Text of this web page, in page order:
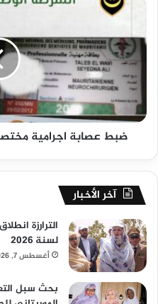
ضبط عصابة اجرامية
آخر الأخبار
الترارزة
لسنة 2026
أغسطس 7, 2026
بحث سبل